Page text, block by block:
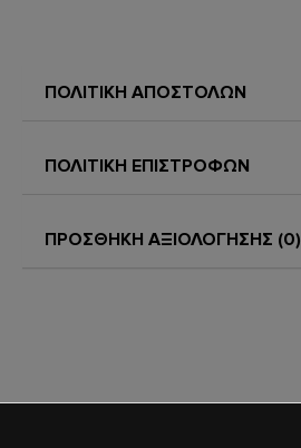
ΠΟΛΙΤΙΚΗ ΑΠΟΣΤΟΛΩΝ
ΠΟΛΙΤΙΚΗ ΕΠΙΣΤΡΟΦΩΝ
ΠΡΟΣΘΗΚΗ ΑΞΙΟΛΟΓΗΣΗΣ (0)